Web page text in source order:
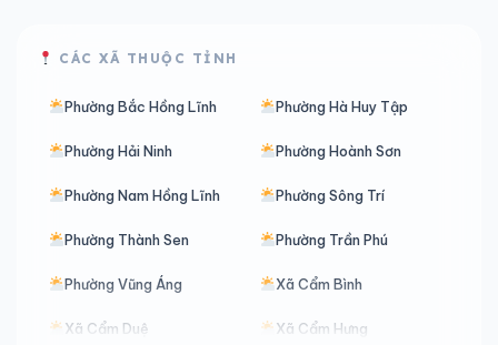
CÁC XÃ THUỘC TỈNH
Phường Bắc Hồng Lĩnh Phường Hà Huy Tập
Phường Hải Ninh Phường Hoành Sơn
Phường Nam Hồng Lĩnh Phường Sông Trí
Phường Thành Sen Phường Trần Phú
Phường Vũng Áng Xã Cẩm Bình
Xã Cẩm Duệ Xã Cẩm Hưng